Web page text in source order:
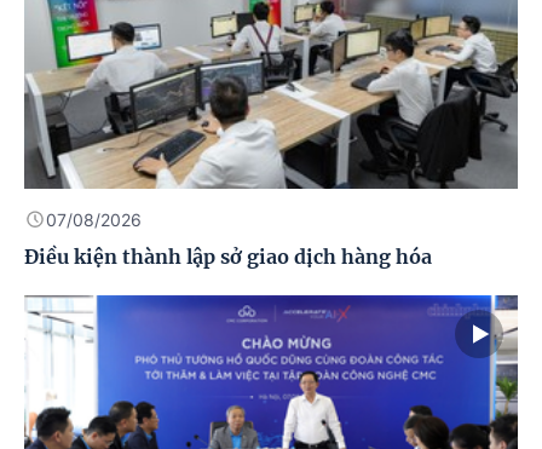
07/08/2026
Điều kiện thành lập sở giao dịch hàng hóa